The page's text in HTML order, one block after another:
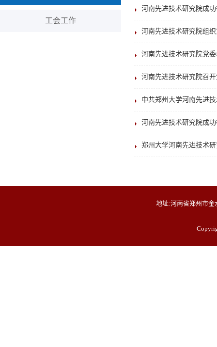
工会工作
河南先进技术研究院成
河南先进技术研究院组
河南先进技术研究院党
河南先进技术研究院召
中共郑州大学河南先进
河南先进技术研究院成
郑州大学河南先进技术
地址:河南省郑州市金